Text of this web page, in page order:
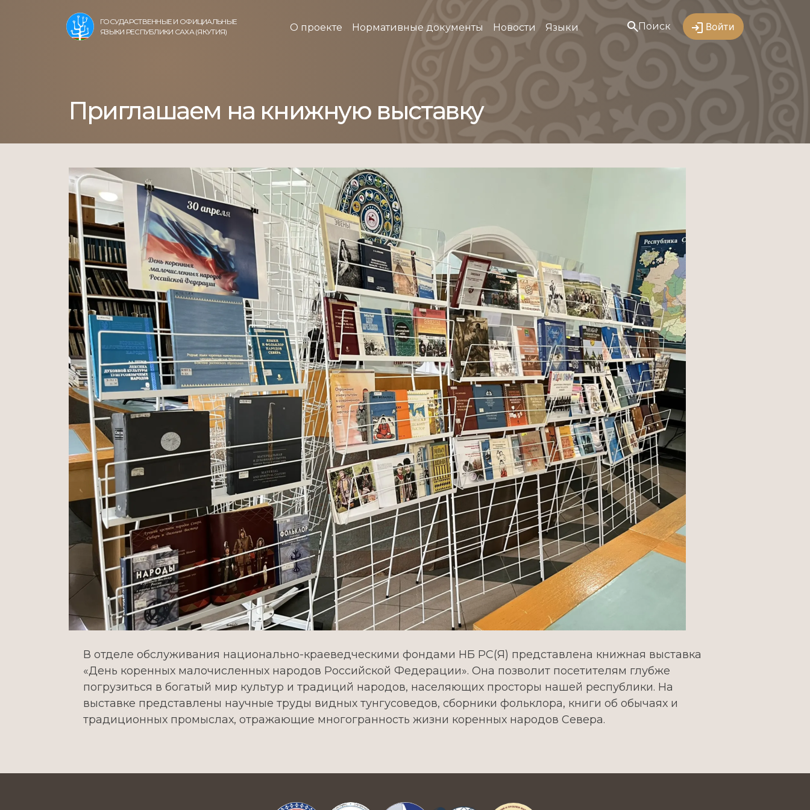
ГОСУДАРСТВЕННЫЕ И ОФИЦИАЛЬНЫЕ
ЯЗЫКИ РЕСПУБЛИКИ САХА (ЯКУТИЯ)
О проекте Нормативные документы Новости Языки Поиск Войти
Приглашаем на книжную выставку
В отделе обслуживания национально-краеведческими фондами НБ РС(Я) представлена книжная выставка
«День коренных малочисленных народов Российской Федерации». Она позволит посетителям глубже
погрузиться в богатый мир культур и традиций народов, населяющих просторы нашей республики. На
выставке представлены научные труды видных тунгусоведов, сборники фольклора, книги об обычаях и
традиционных промыслах, отражающие многогранность жизни коренных народов Севера.